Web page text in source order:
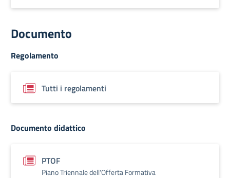
Documento
Regolamento
Tutti i regolamenti
Documento didattico
PTOF
Piano Triennale dell'Offerta Formativa